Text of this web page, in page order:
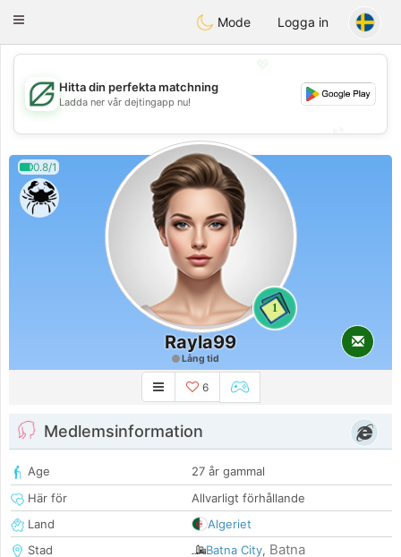
GulfDating
Toggle
Mode Logga in
💖
💕
Hitta din perfekta matchning
Ladda ner vår dejtingapp nu!
0.8/1
1
Rayla99
Lång tid
6
Medlemsinformation
Age
27 år gammal
Här för
Allvarligt förhållande
Land
Algeriet
Stad
Batna City, Batna